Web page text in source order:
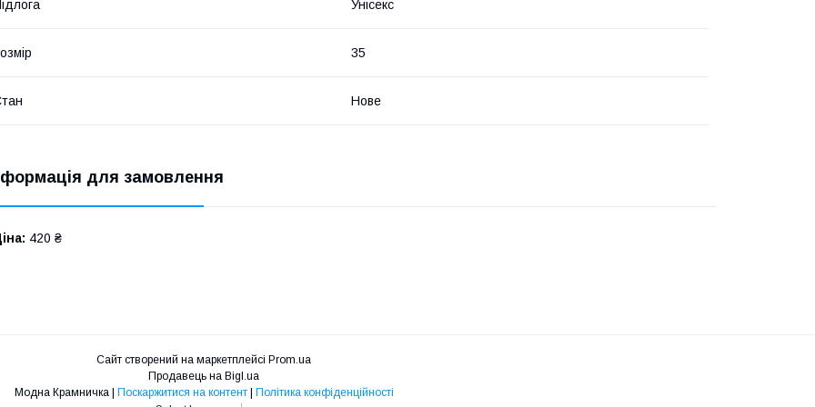
Унісекс
35
Нове
для замовлення
420 ₴
Сайт створений на маркетплейсі Prom.ua
Продавець на Bigl.ua
Поскаржитися на контент
Політика конфіденційності